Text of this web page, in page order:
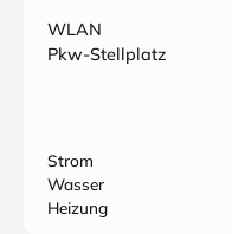
WLAN
Pkw-Stellplatz
Strom
Wasser
Heizung